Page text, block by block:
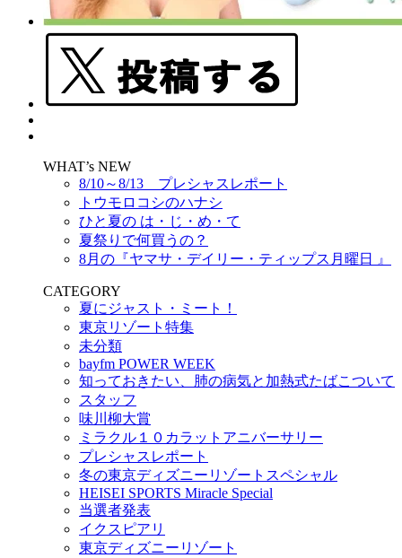
WHAT’s NEW
8/10～8/13 プレシャスレポート
トウモロコシのハナシ
ひと夏の は・じ・め・て
夏祭りで何買うの？
8月の『ヤマサ・デイリー・ティップス月曜日 』
CATEGORY
夏にジャスト・ミート！
東京リゾート特集
未分類
bayfm POWER WEEK
知っておきたい、肺の病気と加熱式たばこついて
スタッフ
味川柳大賞
ミラクル１０カラットアニバーサリー
プレシャスレポート
冬の東京ディズニーリゾートスペシャル
HEISEI SPORTS Miracle Special
当選者発表
イクスピアリ
東京ディズニーリゾート